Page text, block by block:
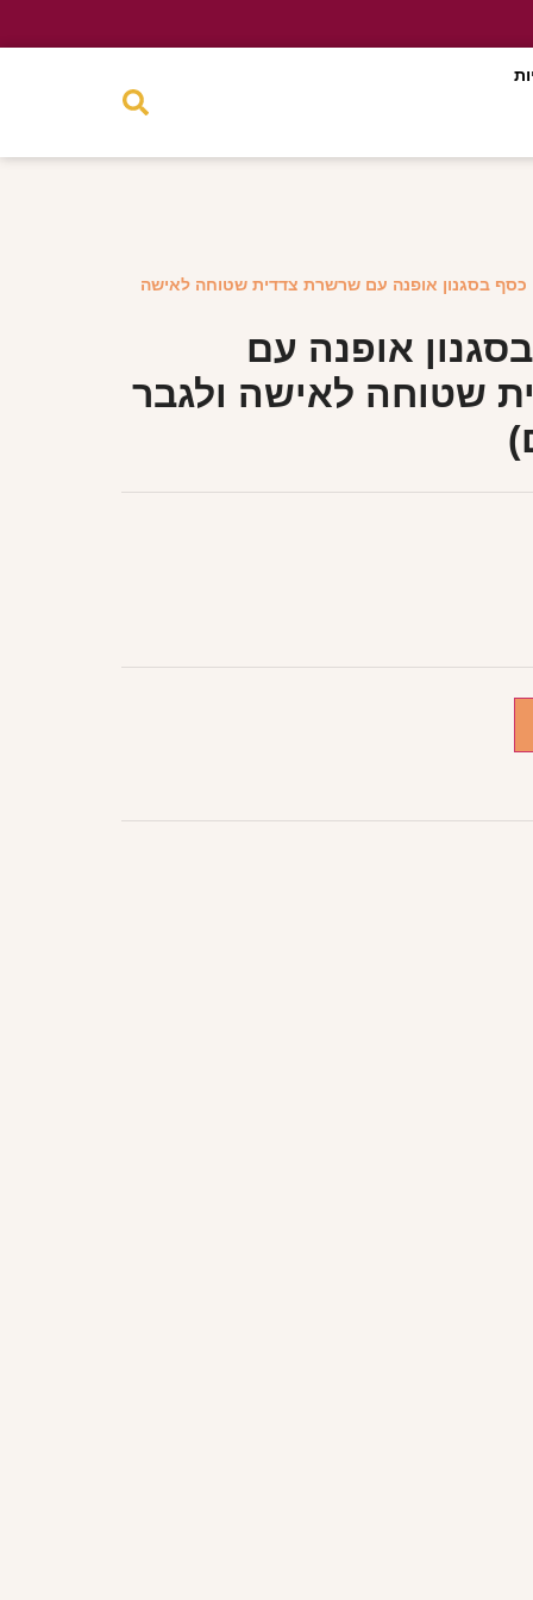
בסגנון אופנה עם שרשרת צדדית שטוחה לאישה
אופנה עם
שטוחה לאישה ולגבר